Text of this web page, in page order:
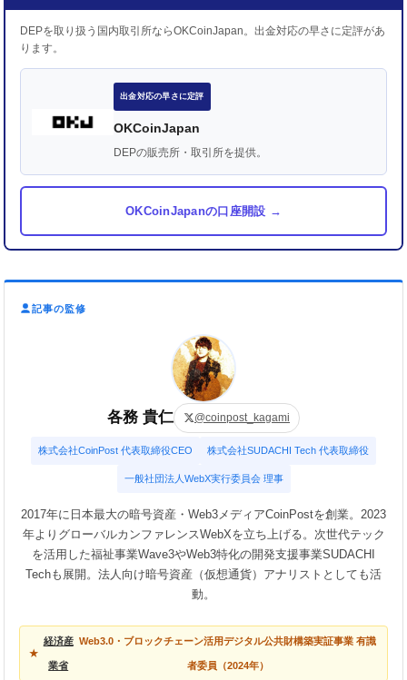
DEPを取り扱う国内取引所ならOKCoinJapan。出金対応の早さに定評があ
ります。
出金対応の早さに定評
OKCoinJapan
DEPの販売所・取引所を提供。
OKCoinJapanの口座開設 →
記事の監修
各務 貴仁 @coinpost_kagami
株式会社CoinPost 代表取締役CEO 株式会社SUDACHI Tech 代表取締役
一般社団法人WebX実行委員会 理事
2017年に日本最大の暗号資産・Web3メディアCoinPostを創業。2023
年よりグローバルカンファレンスWebXを立ち上げる。次世代テック
を活用した福祉事業Wave3やWeb3特化の開発支援事業SUDACHI
Techも展開。法人向け暗号資産（仮想通貨）アナリストとしても活
動。
経済産
業省
Web3.0・ブロックチェーン活用デジタル公共財構築実証事業 有識
者委員（2024年）